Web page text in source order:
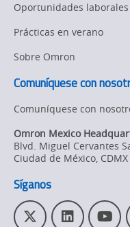
Oportunidades laborales
Prácticas en verano
Sobre Omron
Comuníquese con
Comuníquese con
Omron Mexico
Blvd. Miguel Cervantes
Ciudad de México, CDMX
Síganos
T L Y